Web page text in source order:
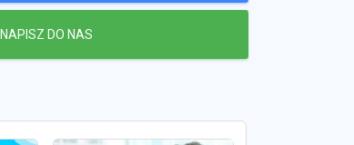
NAPISZ DO NAS